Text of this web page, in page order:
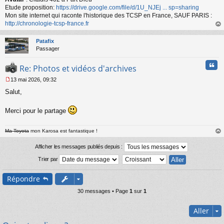
Etude proposition: https://drive.google.com/file/d/1U_NJEj ... sp=sharing
Mon site internet qui raconte l'historique des TCSP en France, SAUF PARIS :
http://chronologie-tcsp-france.fr
au
Patafix
Passager
Re: Photos et vidéos d'archives
e
a
e
n
13 mai 2026, 09:32
Salut,
Merci pour le partage
Ma Toyota mon Karosa est fantastique !
au
Afficher les messages publiés depuis :
Trier par
Répondre
30 messages • Page 1 sur 1
Aller